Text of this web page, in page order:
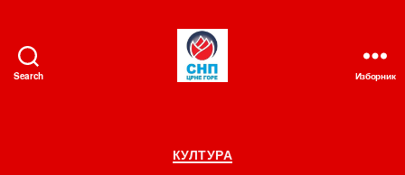
Search Изборник
Категорије
КУЛТУРА